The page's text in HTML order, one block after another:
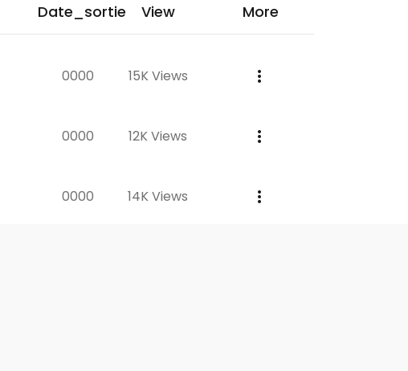
Date_sortie View More
0000 15K Views
0000 12K Views
0000 14K Views